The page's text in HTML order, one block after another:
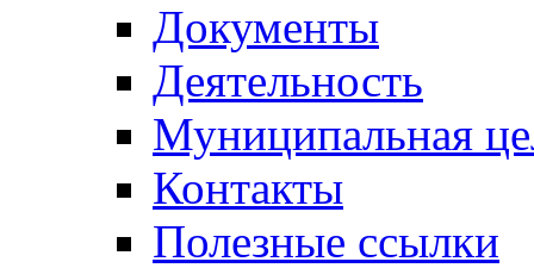
Документы
Деятельность
Муниципальная
Контакты
Полезные ссылки